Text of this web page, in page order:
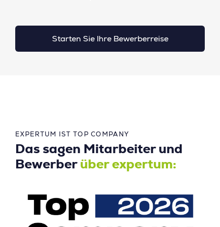
Starten Sie Ihre Bewerberreise
EXPERTUM IST TOP COMPANY
Das sagen Mitarbeiter und
Bewerber über expertum: